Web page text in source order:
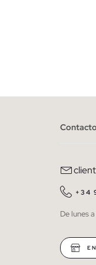
+34
De lunes